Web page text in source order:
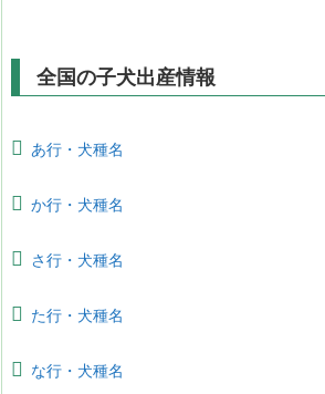
全国の子犬出産情報
あ行・犬種名
か行・犬種名
さ行・犬種名
た行・犬種名
な行・犬種名